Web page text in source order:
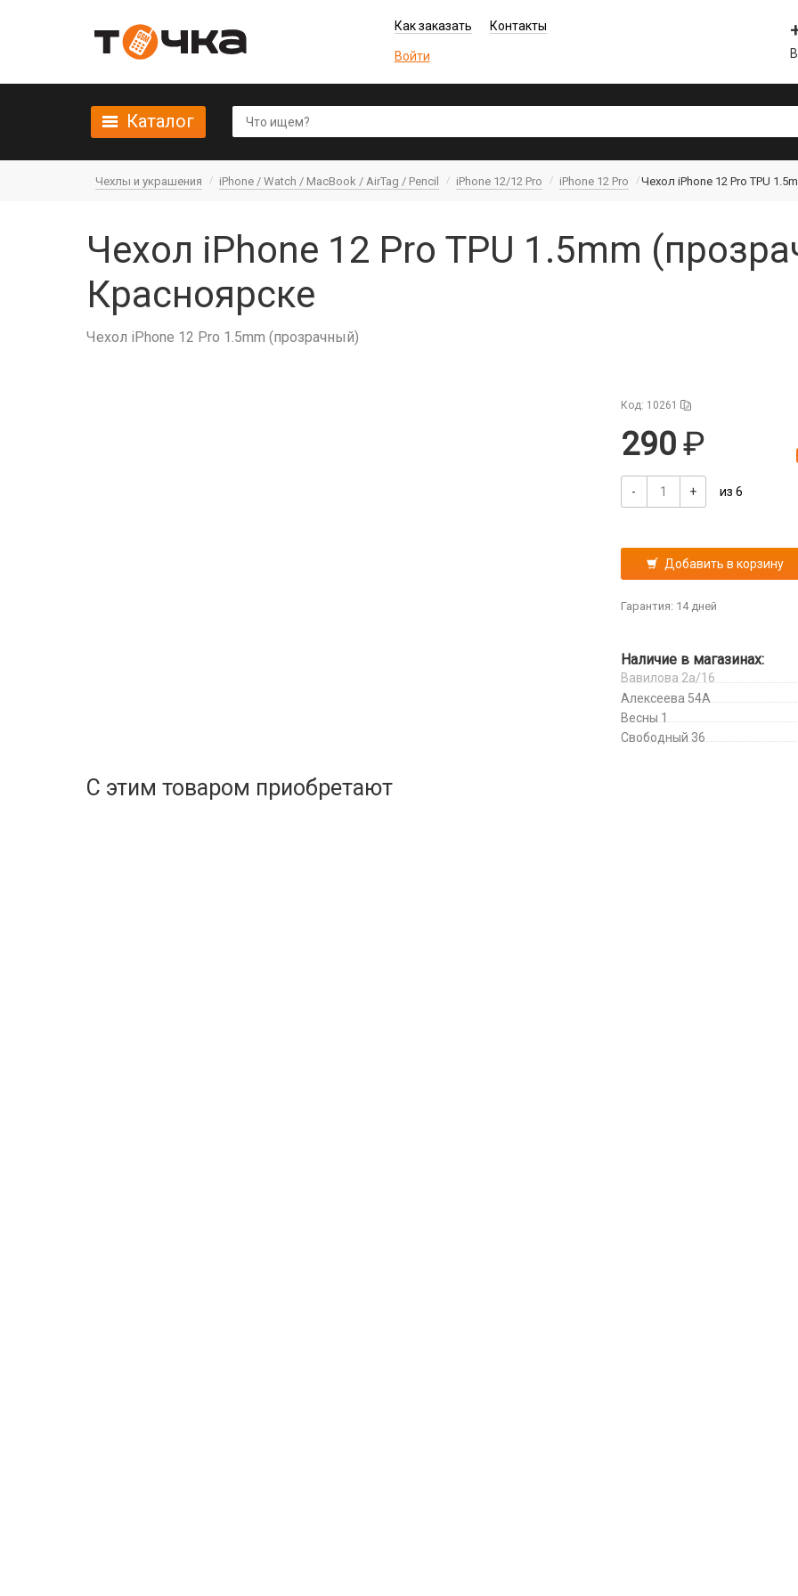
Как заказать Контакты
Войти
Каталог
Чехлы и украшения iPhone / Watch / MacBook / AirTag / Pencil iPhone 12/12 Pro iPhone 12 Pro Чехол iPhone 12 Pro TPU
Чехол iPhone 12 Pro TPU 1.5mm
Красноярске
Чехол iPhone 12 Pro 1.5mm (прозрачный)
Код: 10261
290
- + из 6
Добавить в корзину
Гарантия: 14 дней
Наличие в магазинах:
Вавилова 2а/16
Алексеева 54А
Весны 1
Свободный 36
С этим товаром приобретают